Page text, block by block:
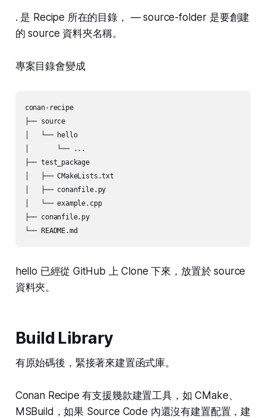
. 是 Recipe 所在的目錄， — source-folder 是要創建
的 source 資料夾名稱。
專案目錄會變成
conan-recipe
├── source
│   └── hello
│       └── ...
├── test_package
│   ├── CMakeLists.txt
│   ├── conanfile.py
│   └── example.cpp
├── conanfile.py
hello 已經從 GitHub 上 Clone 下來，放置於 source
資料夾。
Build Library
有原始碼後，緊接著來建置函式庫。
Conan Recipe 有支援幾款建置工具，如 CMake、
MSBuild，如果 Source Code 內還沒有建置配置，建